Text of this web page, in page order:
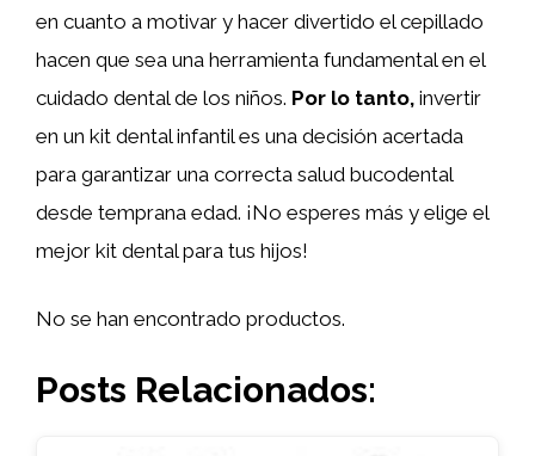
en cuanto a motivar y hacer divertido el cepillado
hacen que sea una herramienta fundamental en el
cuidado dental de los niños. Por lo tanto, invertir
en un kit dental infantil es una decisión acertada
para garantizar una correcta salud bucodental
desde temprana edad. ¡No esperes más y elige el
mejor kit dental para tus hijos!
No se han encontrado productos.
Posts Relacionados: